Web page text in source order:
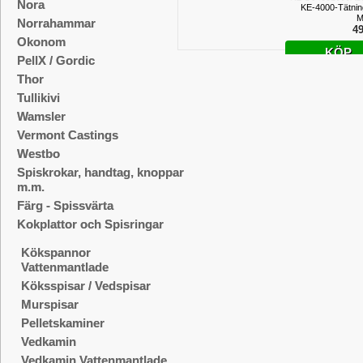
Nora
Norrahammar
Okonom
PellX / Gordic
Thor
Tullikivi
Wamsler
Vermont Castings
Westbo
Spiskrokar, handtag, knoppar
m.m.
Färg - Spissvärta
Kokplattor och Spisringar
Kökspannor
Vattenmantlade
Köksspisar / Vedspisar
Murspisar
Pelletskaminer
Vedkamin
KE-4000-
KÖP